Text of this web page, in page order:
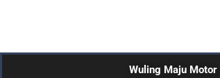
Wuling Maju Motor